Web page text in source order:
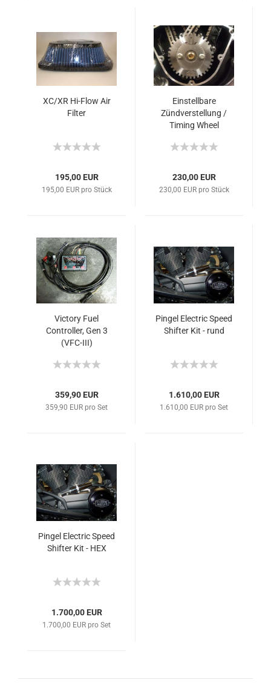
XC/XR Hi-Flow Air
Filter
195,00 EUR
195,00 EUR pro Stück
Einstellbare
Zündverstellung /
Timing Wheel
230,00 EUR
230,00 EUR pro Stück
Victory Fuel
Controller, Gen 3
(VFC-III)
359,90 EUR
359,90 EUR pro Set
Pingel Electric Speed
Shifter Kit - rund
1.610,00 EUR
1.610,00 EUR pro Set
Pingel Electric Speed
Shifter Kit - HEX
1.700,00 EUR
1.700,00 EUR pro Set